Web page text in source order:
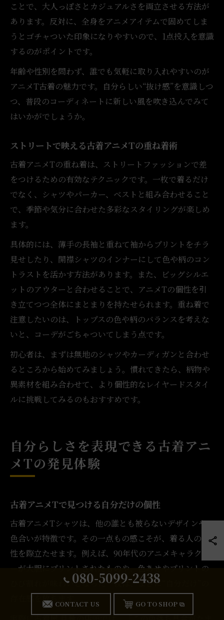
ことで、大人っぽさとカジュアルさを両立させる方法が
あります。反対に、全身をアニメアイテムで固めてしま
うとゴチャついた印象になりやすいので、1点投入を意識
するのがポイントです。
年齢や性別を問わず、誰でも気軽に取り入れやすいのが
アニメT古着の魅力です。自分らしい“抜け感”を意識しつ
つ、普段のコーディネートに新しい風を吹き込んでみて
はいかがでしょうか。
ストリートで映える古着アニメTの重ね着術
古着アニメTの重ね着は、ストリートファッションで差
をつけるための有効なテクニックです。一枚で着るだけ
でなく、シャツやパーカー、ベストと組み合わせること
で、季節や気分に合わせた多彩なスタイリングが楽しめ
ます。
具体的には、薄手の長袖と重ねて袖からプリントをチラ
見せしたり、開襟シャツのインナーにして色や柄のコン
トラストを活かす方法があります。また、ビッグシルエ
ットのアウターと合わせることで、アニメTの個性を引
き立てつつ全体にまとまりを持たせられます。重ね着で
注意したいのは、トップスの色や柄のバランスを考えな
いと、コーデがごちゃついてしまう点です。
初心者は、まずは無地のシャツやカーディガンと合わせ
るところから始めてみましょう。慣れてきたら、柄物や
異素材を組み合わせて、より個性的なレイヤードスタイ
ルに挑戦してみるのもおすすめです。
自分らしさを表現できる古着アニ
メTの発見体験
古着アニメTで見つける自分だけの個性
古着アニメTシャツは、他の誰とも被らないデザインや
色合いが特徴です。その一点もの感こそが、着る人の個
性を際立たせます。例えば、90年代のアニメキャラクタ
ーが大胆にプリントされたものや、色あせやプリントの
ひび割れが味わいとなった一枚は、まさに“自分だけ”の
存在感を放ちます。
080-5099-2438
CONTACT US GO TO SHOP